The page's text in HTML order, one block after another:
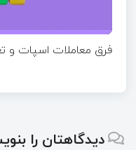
فرق معاملات اسپات
دیدگاهتان را